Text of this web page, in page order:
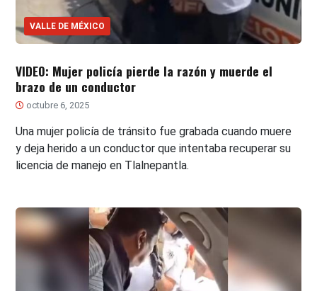
VALLE DE MÉXICO
VIDEO: Mujer policía pierde la razón y muerde el
brazo de un conductor
octubre 6, 2025
Una mujer policía de tránsito fue grabada cuando muere
y deja herido a un conductor que intentaba recuperar su
licencia de manejo en Tlalnepantla.